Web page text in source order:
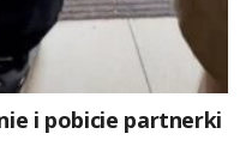
i pobicie partnerki